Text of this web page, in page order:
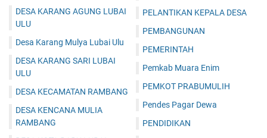
DESA KARANG AGUNG LUBAI
ULU
Desa Karang Mulya Lubai Ulu
DESA KARANG SARI LUBAI
ULU
DESA KECAMATAN RAMBANG
DESA KENCANA MULIA
RAMBANG
PELANTIKAN KEPALA DESA
PEMBANGUNAN
PEMERINTAH
Pemkab Muara Enim
PEMKOT PRABUMULIH
Pendes Pagar Dewa
PENDIDIKAN